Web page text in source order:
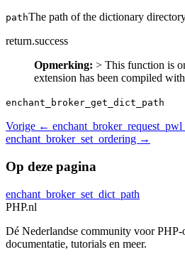
pathThe path of the dictionary
return.success
Opmerking: > This function is
extension has been compiled
enchant_broker_get_dict_path
Vorige ←
enchant_broker_set_ordering →
Op deze pagina
enchant_broker_set_dict_path
PHP.nl
Dé Nederlandse community voor
documentatie, tutorials en meer.